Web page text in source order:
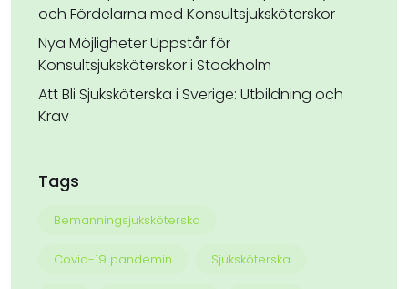
och Fördelarna med Konsultsjuksköterskor
Nya Möjligheter Uppstår för
Konsultsjuksköterskor i Stockholm
Att Bli Sjuksköterska i Sverige: Utbildning och
Krav
Tags
Bemanningsjuksköterska
Covid-19 pandemin Sjuksköterska